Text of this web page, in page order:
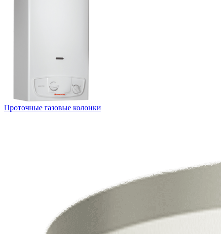
Проточные газовые колонки